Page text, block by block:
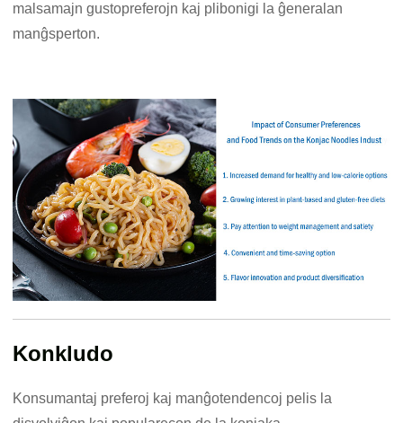
malsamajn gustopreferojn kaj plibonigi la ĝeneralan
manĝsperton.
Konkludo
Konsumantaj preferoj kaj manĝotendencoj pelis la